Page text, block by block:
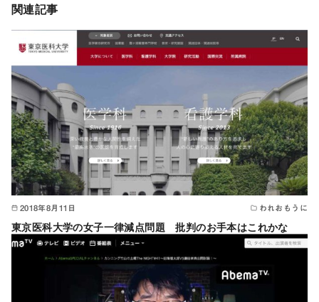
関連記事
2018年8月11日 われおもうに
東京医科大学の女子一律減点問題 批判のお手本はこれかな